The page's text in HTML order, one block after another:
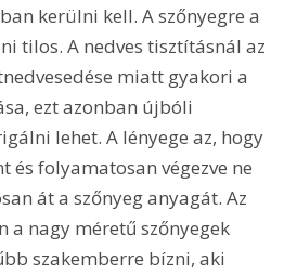
kerülni kell. A szőnyegre a
tilos. A nedves tisztításnál az
miatt gyakori a
ezt azonban újbóli
lehet. A lényege az, hogy
és folyamatosan végezve ne
át a szőnyeg anyagát. Az
a nagy méretű szőnyegek
szakemberre bízni, aki